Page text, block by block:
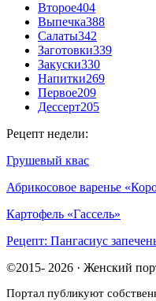
Второе404
Выпечка388
Салаты342
Заготовки339
Закуски330
Напитки269
Первое209
Дессерт205
Рецепт недели:
Грушевый квас
Абрикосовое варенье
Картофель «Гассель»
Рецепт: Пангасиус
©2015- 2026 · Женский
Портал публикуют